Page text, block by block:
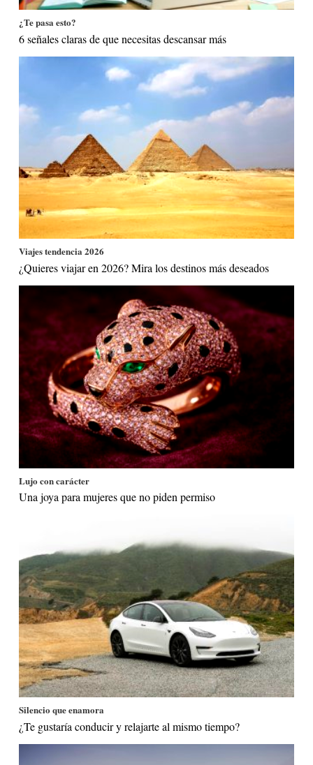
¿Te pasa esto?
6 señales claras de que necesitas descansar más
Viajes tendencia 2026
¿Quieres viajar en 2026? Mira los destinos más deseados
Lujo con carácter
Una joya para mujeres que no piden permiso
Silencio que enamora
¿Te gustaría conducir y relajarte al mismo tiempo?